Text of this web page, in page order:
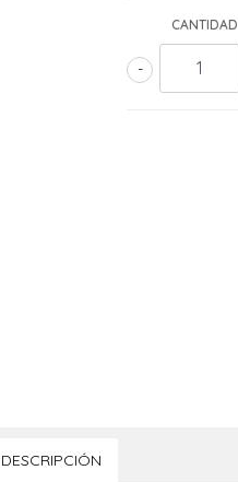
CANTIDAD
-
DESCRIPCIÓN